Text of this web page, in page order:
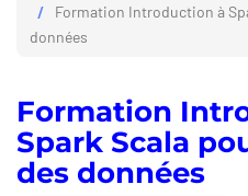
Formation Introduction à
données
Formation
Spark Scala
des données